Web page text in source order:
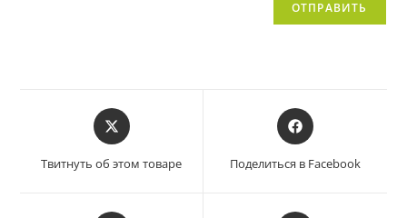
Твитнуть об этом товаре Поделиться в Facebook